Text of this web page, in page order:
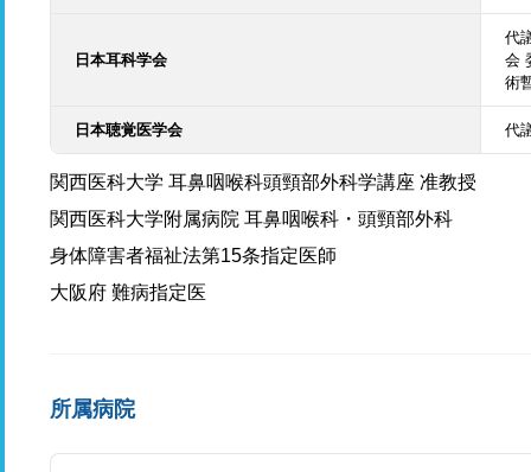
日本耳科学会
代
会
術
日本聴覚医学会 代
関西医科大学 耳鼻咽喉科頭頸部外科学講座 准教授
関西医科大学附属病院 耳鼻咽喉科・頭頸部外科
身体障害者福祉法第15条指定医師
大阪府 難病指定医
所属病院